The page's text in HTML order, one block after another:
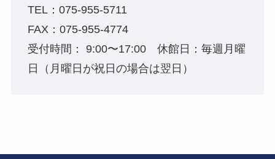
TEL：075-955-5711
FAX：075-955-4774
受付時間： 9:00〜17:00 休館日：毎週月曜
日（月曜日が祝日の場合は翌日）